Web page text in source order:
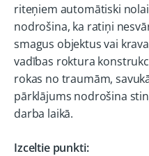
riteņiem automātiski
nodrošina, ka ratiņi
smagus objektus vai
vadības roktura
rokas no traumām,
pārklājums nodrošina
darba laikā.
Izceltie punkti: